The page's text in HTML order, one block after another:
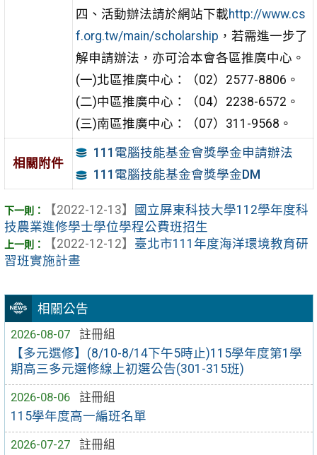
相關公告
2026-08-07
註冊組
【多元選修】(8/10-8/14下午5時止)115學年度第1學
期高三多元選修線上初選公告(301-315班)
2026-08-06
註冊組
115學年度高一編班名單
2026-07-27
註冊組
四、活動辦法請於網站下載http://www.cs
f.org.tw/main/scholarship ，若需進一步了
解申請辦法，亦可洽本會各區推廣中心。
(一)北區推廣中心：（02）2577-8806。
(二)中區推廣中心：（04）2238-6572。
(三)南區推廣中心：（07）311-9568。
相關附件
111電腦技能基金會獎學金申請辦法
111電腦技能基金會獎學金DM
【2022-12-13】
國立屏東科技大學112學年度科
技農業進修學士學位學程公費班招生
【2022-12-12】 臺北市111年度海洋環境教育研
習班實施計畫